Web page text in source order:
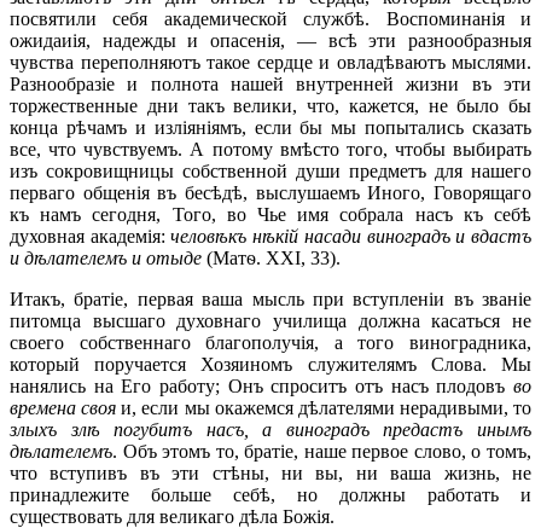
посвятили себя академической службѣ. Воспоминанія и
ожидаиія, надежды и опасенія, — всѣ эти разнообразныя
чувства переполняютъ такое сердце и овладѣваютъ мыслями.
Разнообразіе и полнота нашей внутренней жизни въ эти
торжественные дни такъ велики, что, кажется, не было бы
конца рѣчамъ и изліяніямъ, если бы мы попытались сказать
все, что чувствуемъ. А потому вмѣсто того, чтобы выбирать
изъ сокровищницы собственной души предметъ для нашего
перваго общенія въ бесѣдѣ, выслушаемъ Иного, Говорящаго
къ намъ сегодня, Того, во Чье имя собрала насъ къ себѣ
духовная академія:человѣкъ нѣкій насади виноградъ и вдастъ
и дѣлателемъ и отыде (Матѳ. XXI, 33).
Итакъ, братіе, первая ваша мысль при вступленіи въ званіе
питомца высшаго духовнаго училища должна касаться не
своего собственнаго благополучія, а того виноградника,
который поручается Хозяиномъ служителямъ Слова. Мы
нанялись на Его работу; Онъ спроситъ отъ насъ плодовъ во
времена своя и, если мы окажемся дѣлателями нерадивыми, то
злыхъ злѣ погубитъ насъ, а виноградъ предастъ инымъ
дѣлателемъ. Объ этомъ то, братіе, наше первое слово, о томъ,
что вступивъ въ эти стѣны, ни вы, ни ваша жизнь, не
принадлежите больше себѣ, но должны работать и
существовать для великаго дѣла Божія.